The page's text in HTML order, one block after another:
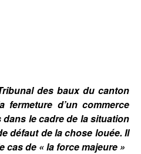
des baux du canton
d’un commerce
le cadre de la situation
défaut de la chose louée. Il
cas de « la force majeure »